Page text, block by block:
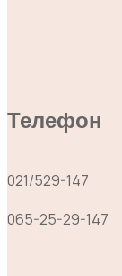
Телефон
021/529-147
065-25-29-147